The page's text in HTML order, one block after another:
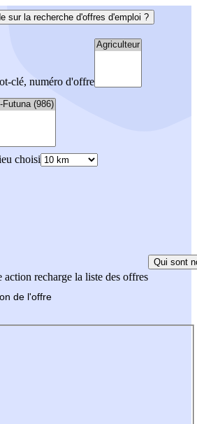
sur la recherche d'offres d'emploi ?
clé, numéro d'offre
choisi
action recharge la liste des offres
Qui sont
de l'offre